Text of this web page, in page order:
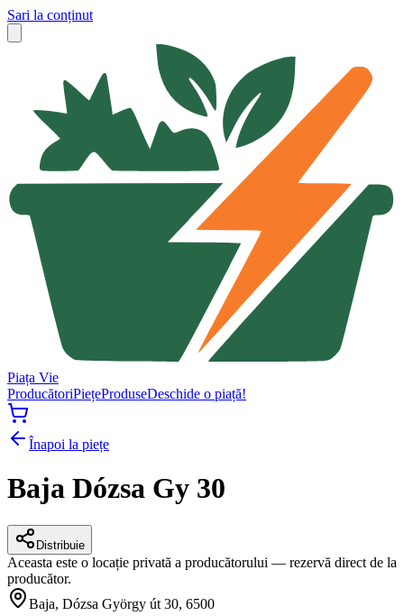
Sari la conținut
Piața Vie
ProducătoriPiețeProduseDeschide o piață!
Înapoi la piețe
Baja Dózsa Gy 30
Distribuie
Aceasta este o locație privată a producătorului — rezervă direct de la
producător.
Baja, Dózsa György út 30, 6500